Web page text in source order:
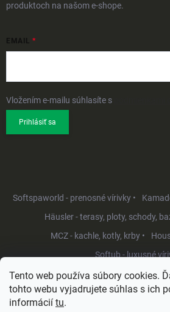
Tento web používa súbory cookies.
tohto webu vyjadrujete súhlas s ich
informácií tu.
produktoch na našom e-shope.
EMAIL
Vložením e-mailu súhlasíte s
Prihlásiť sa
Softspaworld - prenosné vírivky •
Häusler - terasy, ploty, schody,
MCZ - kachle, kotly, krby •
Softub - luxusné